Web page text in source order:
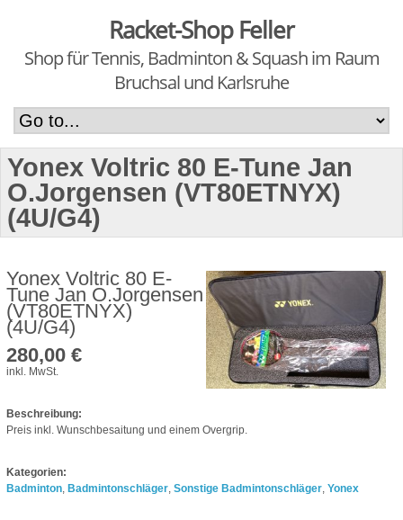
Racket-Shop Feller
Shop für Tennis, Badminton & Squash im Raum
Bruchsal und Karlsruhe
Yonex Voltric 80 E-Tune Jan
O.Jorgensen (VT80ETNYX)
(4U/G4)
Yonex Voltric 80 E-
Tune Jan O.Jorgensen
(VT80ETNYX)
(4U/G4)
280,00 €
inkl. MwSt.
Beschreibung:
Preis inkl. Wunschbesaitung und einem Overgrip.
Kategorien:
Badminton Badmintonschläger Sonstige Badmintonschläger Yonex